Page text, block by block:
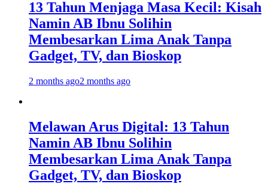
13 Tahun Menjaga Masa Kecil: Kisah
Namin AB Ibnu Solihin
Membesarkan Lima Anak Tanpa
Gadget, TV, dan Bioskop
2 months ago2 months ago
Melawan Arus Digital: 13 Tahun
Namin AB Ibnu Solihin
Membesarkan Lima Anak Tanpa
Gadget, TV, dan Bioskop